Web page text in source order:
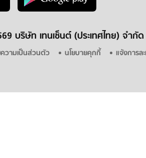
บริษัท เทนเซ็นต์ (ประเทศไทย) จำกัด
วามเป็นส่วนตัว นโยบายคุกกี้ แจ้งการล